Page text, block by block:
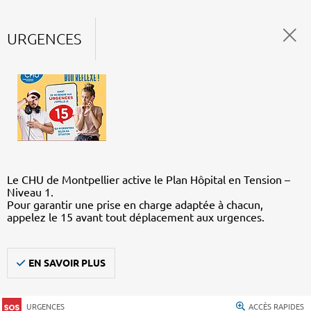
URGENCES
Le CHU de Montpellier active le Plan Hôpital en Tension –
Niveau 1.
Pour garantir une prise en charge adaptée à chacun,
appelez le 15 avant tout déplacement aux urgences.
EN SAVOIR PLUS
URGENCES ACCÈS RAPIDES